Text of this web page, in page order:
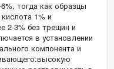
тогда как образцы
1% и
2-3% без трещин и
в установлении
компонента и